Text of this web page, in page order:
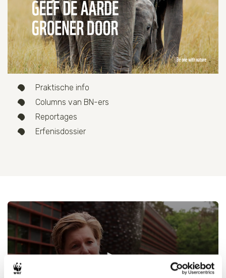
Praktische info
Columns van BN-ers
Reportages
Erfenisdossier